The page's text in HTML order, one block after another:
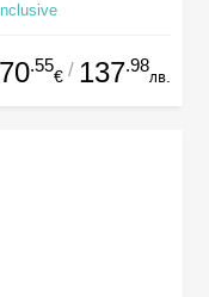
70.55
€ / 137.98
лв.